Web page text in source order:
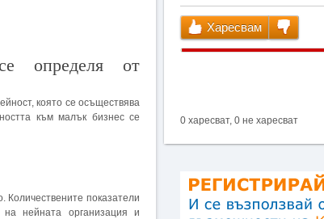
определя от
която се осъществява
към малък бизнес се
Количествените показатели
нейната организация и
Харесвам
0 харесват, 0 не харесват